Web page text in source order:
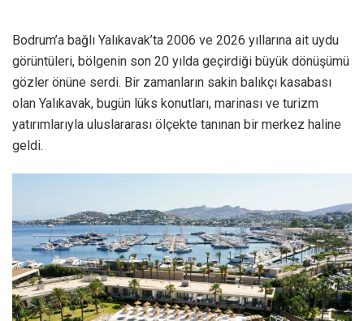
Bodrum’a bağlı Yalıkavak’ta 2006 ve 2026 yıllarına ait uydu
görüntüleri, bölgenin son 20 yılda geçirdiği büyük dönüşümü
gözler önüne serdi. Bir zamanların sakin balıkçı kasabası
olan Yalıkavak, bugün lüks konutları, marinası ve turizm
yatırımlarıyla uluslararası ölçekte tanınan bir merkez haline
geldi.